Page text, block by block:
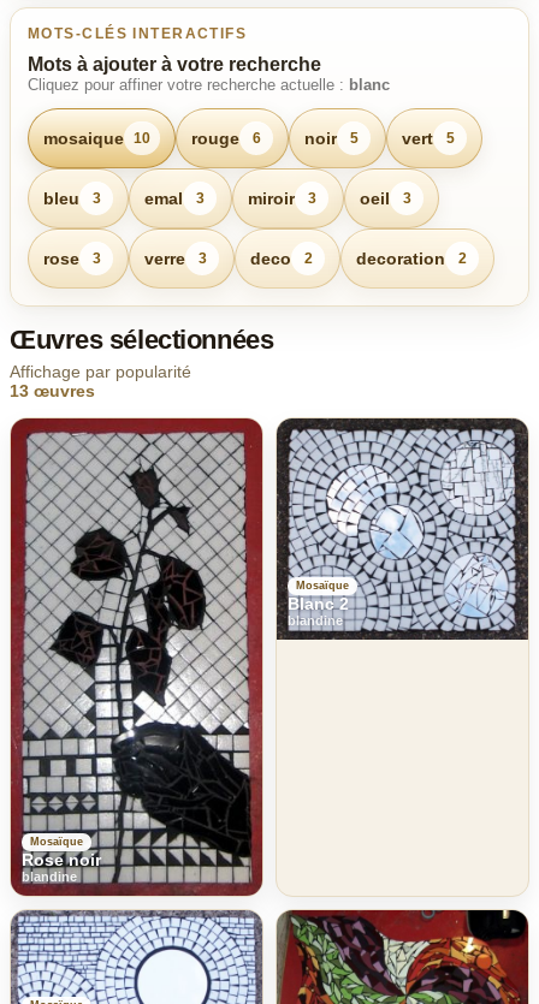
MOTS-CLÉS INTERACTIFS
Mots à ajouter à votre recherche
Cliquez pour affiner votre recherche actuelle : blanc
mosaique 10 rouge 6 noir 5 vert 5
bleu 3 emal 3 miroir 3 oeil 3
rose 3 verre 3 deco 2 decoration 2
Œuvres sélectionnées
Affichage par popularité
13 œuvres
Mosaïque
Rose noir
blandine
Mosaïque
Blanc 2
blandine